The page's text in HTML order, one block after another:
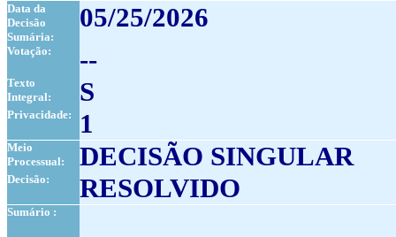
Data da
Decisão
Sumária:
05/25/2026
Votação: --
Texto
Integral:
S
Privacidade: 1
Meio
Processual:
DECISÃO SINGULAR
Decisão: RESOLVIDO
Sumário :